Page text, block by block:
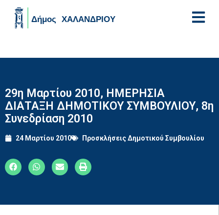
29η Μαρτίου 2010, ΗΜΕΡΗΣΙΑ
ΔΙΑΤΑΞΗ ΔΗΜΟΤΙΚΟΥ ΣΥΜΒΟΥΛΙΟΥ, 8η
Συνεδρίαση 2010
24 Μαρτίου 2010 Προσκλήσεις Δημοτικού Συμβουλίου